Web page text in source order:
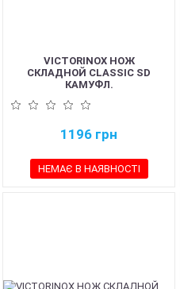
VICTORINOX НОЖ
СКЛАДНОЙ CLASSIC SD
КАМУФЛ.
1196 грн
НЕМАЄ В НАЯВНОСТІ